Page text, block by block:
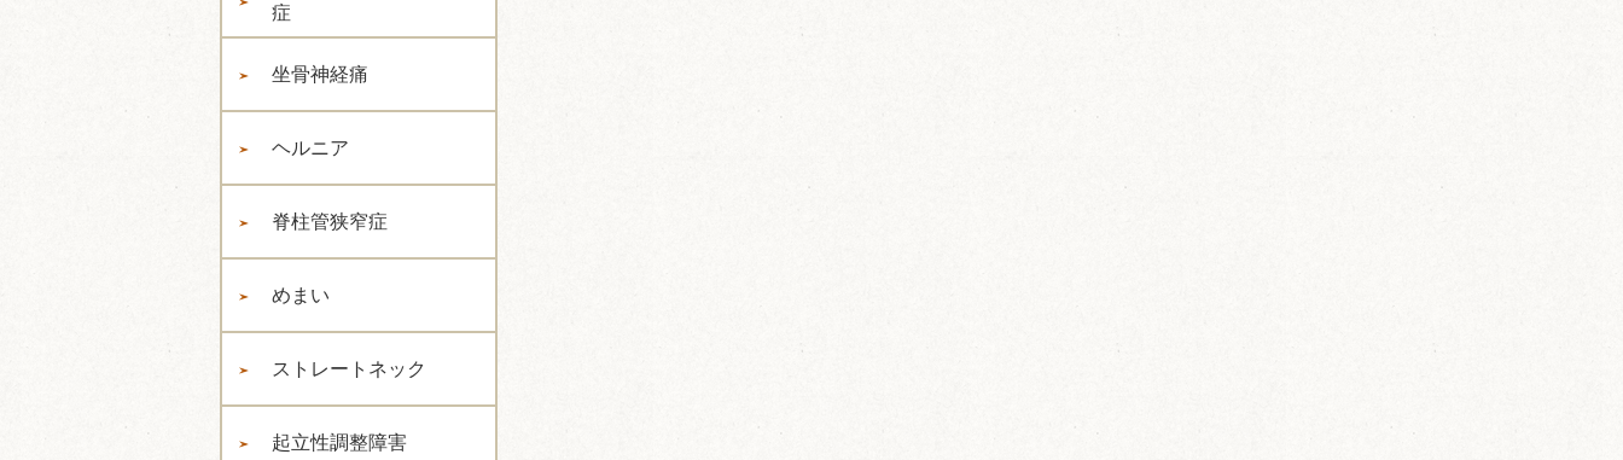
症
坐骨神経痛
ヘルニア
脊柱管狭窄症
めまい
ストレートネック
起立性調整障害